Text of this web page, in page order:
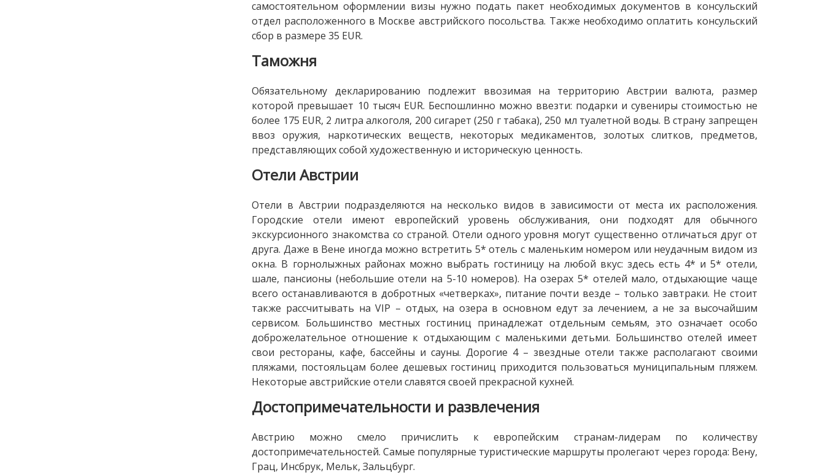
самостоятельном оформлении визы нужно подать пакет необходимых документов в консульский
отдел расположенного в Москве австрийского посольства. Также необходимо оплатить консульский
сбор в размере 35 EUR.
Таможня
Обязательному декларированию подлежит ввозимая на территорию Австрии валюта, размер
которой превышает 10 тысяч EUR. Беспошлинно можно ввезти: подарки и сувениры стоимостью не
более 175 EUR, 2 литра алкоголя, 200 сигарет (250 г табака), 250 мл туалетной воды. В страну запрещен
ввоз оружия, наркотических веществ, некоторых медикаментов, золотых слитков, предметов,
представляющих собой художественную и историческую ценность.
Отели Австрии
Отели в Австрии подразделяются на несколько видов в зависимости от места их расположения.
Городские отели имеют европейский уровень обслуживания, они подходят для обычного
экскурсионного знакомства со страной. Отели одного уровня могут существенно отличаться друг от
друга. Даже в Вене иногда можно встретить 5* отель с маленьким номером или неудачным видом из
окна. В горнолыжных районах можно выбрать гостиницу на любой вкус: здесь есть 4* и 5* отели,
шале, пансионы (небольшие отели на 5-10 номеров). На озерах 5* отелей мало, отдыхающие чаще
всего останавливаются в добротных «четверках», питание почти везде – только завтраки. Не стоит
также рассчитывать на VIP – отдых, на озера в основном едут за лечением, а не за высочайшим
сервисом. Большинство местных гостиниц принадлежат отдельным семьям, это означает особо
доброжелательное отношение к отдыхающим с маленькими детьми. Большинство отелей имеет
свои рестораны, кафе, бассейны и сауны. Дорогие 4 – звездные отели также располагают своими
пляжами, постояльцам более дешевых гостиниц приходится пользоваться муниципальным пляжем.
Некоторые австрийские отели славятся своей прекрасной кухней.
Достопримечательности и развлечения
Австрию можно смело причислить к европейским странам-лидерам по количеству
достопримечательностей. Самые популярные туристические маршруты пролегают через города: Вену,
Грац, Инсбрук, Мельк, Зальцбург.